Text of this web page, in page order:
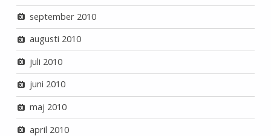
september 2010
augusti 2010
juli 2010
juni 2010
maj 2010
april 2010